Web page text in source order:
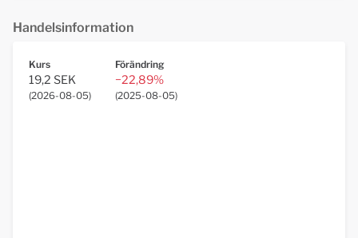
Handelsinformation
Kurs
19,2 SEK
(2026-08-05)
Förändring
−22,89%
(2025-08-05)